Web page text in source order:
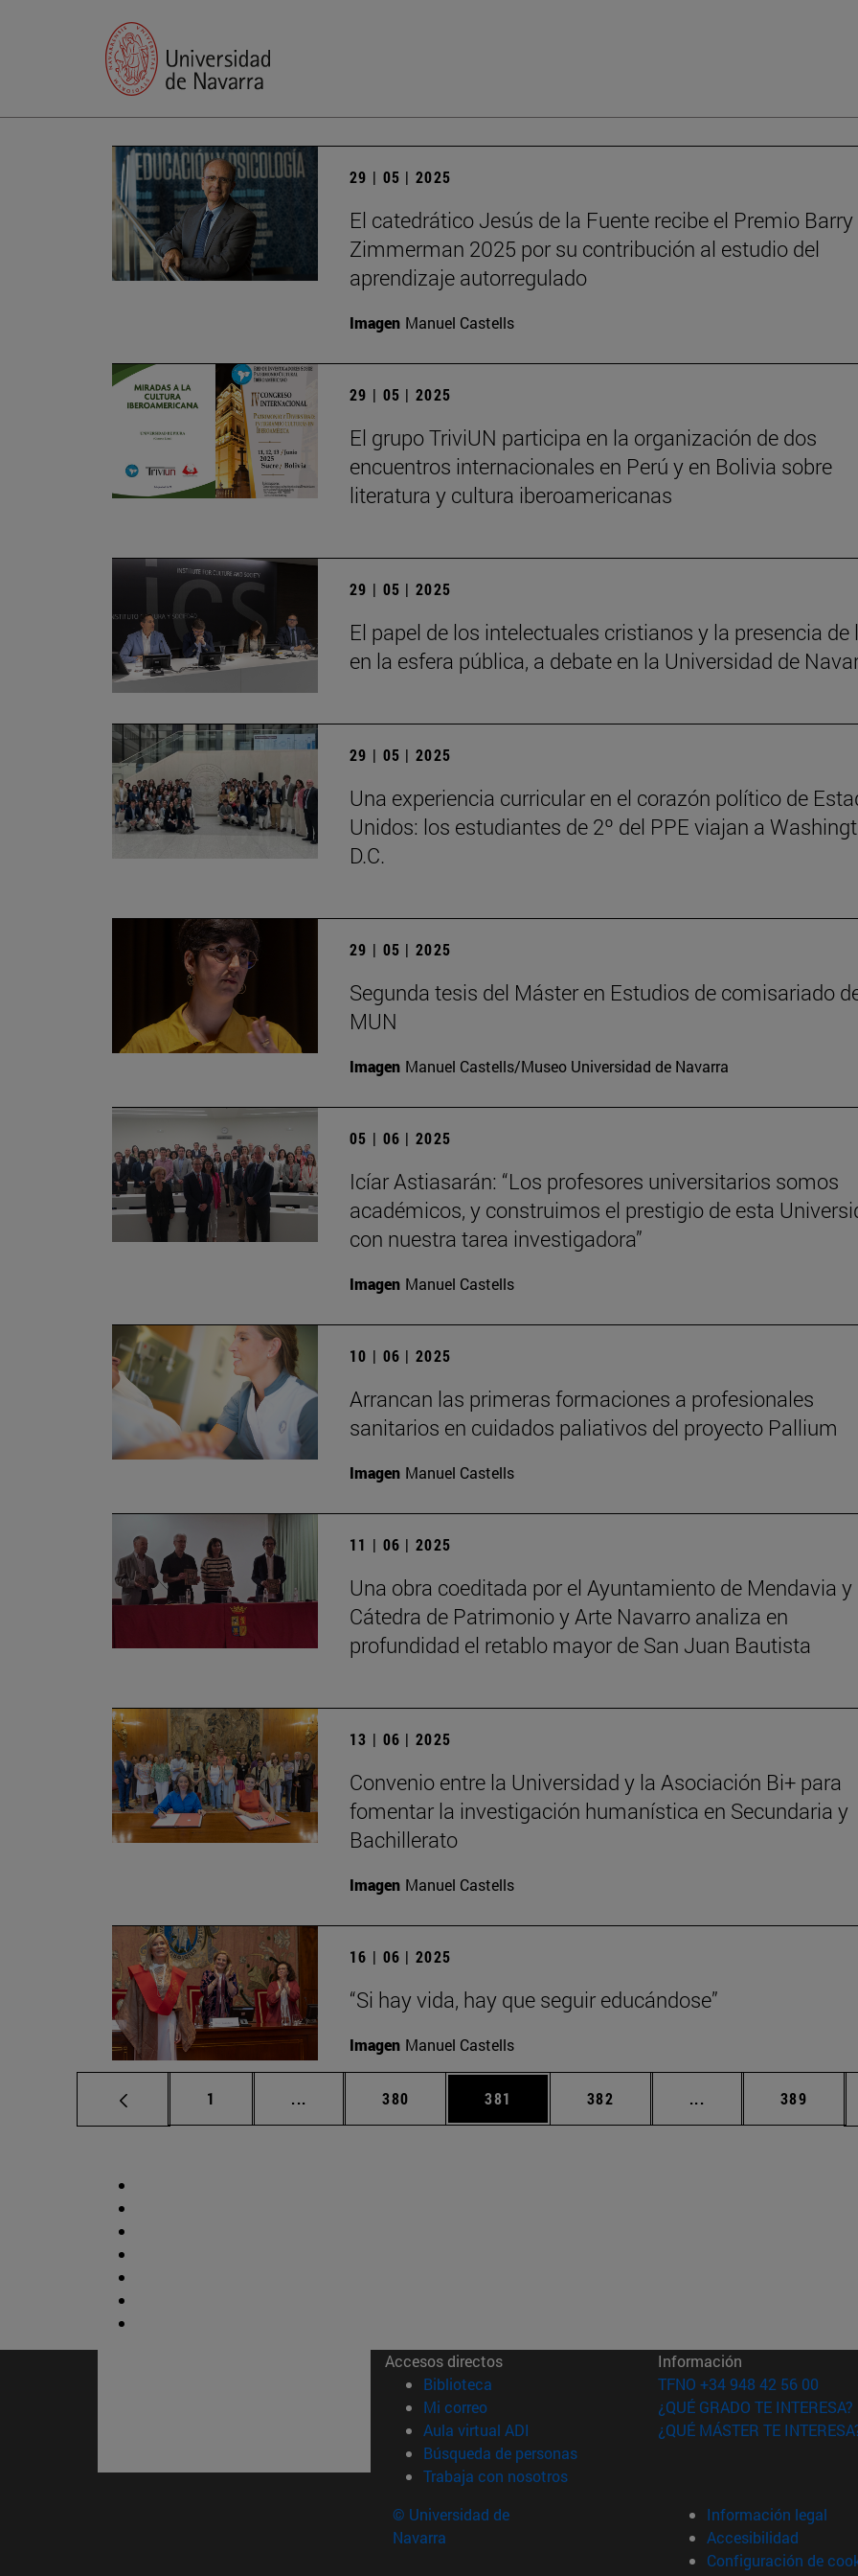
29 | 05 | 2025
El catedrático Jesús de la Fuente recibe el Premio
Zimmerman 2025 por su contribución al estudio del
aprendizaje autorregulado
Imagen Manuel Castells
29 | 05 | 2025
El grupo TriviUN participa en la organización de dos
encuentros internacionales en Perú y en Bolivia sobre
literatura y cultura iberoamericanas
29 | 05 | 2025
El papel de los intelectuales cristianos y la presencia de
en la esfera pública, a debate en la Universidad de
29 | 05 | 2025
Una experiencia curricular en el corazón político de
Unidos: los estudiantes de 2º del PPE viajan a
D.C.
29 | 05 | 2025
Segunda tesis del Máster en Estudios de comisariado
MUN
Imagen Manuel Castells/Museo Universidad de Navarra
05 | 06 | 2025
Icíar Astiasarán: “Los profesores universitarios somos
académicos, y construimos el prestigio de esta
con nuestra tarea investigadora”
Imagen Manuel Castells
10 | 06 | 2025
Arrancan las primeras formaciones a profesionales
sanitarios en cuidados paliativos del proyecto Pallium
Imagen Manuel Castells
11 | 06 | 2025
Una obra coeditada por el Ayuntamiento de Mendavia y
Cátedra de Patrimonio y Arte Navarro analiza en
profundidad el retablo mayor de San Juan Bautista
13 | 06 | 2025
Convenio entre la Universidad y la Asociación Bi+ para
fomentar la investigación humanística en Secundaria y
Bachillerato
Imagen Manuel Castells
16 | 06 | 2025
“Si hay vida, hay que seguir educándose”
Imagen Manuel Castells
Página
1 ... Páginas intermedias Use TAB para desplazarse.
Página
380 Página
381 Página
382 ... Páginas Página
389
Accesos directos
Biblioteca (abre en nueva ventana)
Mi correo(abre en nueva ventana)
Aula virtual ADI (abre en nueva ventana)
Búsqueda de personas(abre en nueva ventana)
Trabaja con nosotros(abre en nueva ventana)
Información
TFNO +34 948 42 56 00
¿QUÉ GRADO TE INTERESA?
¿QUÉ MÁSTER TE
© Universidad de
Navarra
Información legal
Accesibilidad
Configuración de